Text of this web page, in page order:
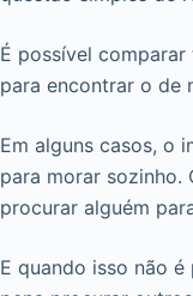
É possível
para encontrar o de
Em alguns casos, o
para morar sozinho.
procurar alguém
E quando isso não é